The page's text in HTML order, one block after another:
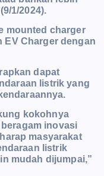
1/2024).
mounted charger
EV Charger dengan
dapat
listrik yang
kokohnya
inovasi
masyarakat
listrik
mudah dijumpai,”